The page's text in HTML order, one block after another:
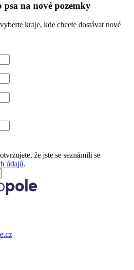
psa na nové pozemky
kraje, kde chcete dostávat nové
že jste se seznámili se
údajů.